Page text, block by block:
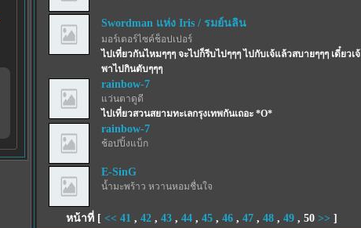
Swordman แห่ง Iris / รมย์นลิน
มอร์เตอร์ไซค์ช็อปเปอร์
ไปเที่ยวกันไหมๆๆๆ จะไปก็รีบไปๆๆๆ ไปกับเจ้แล้วสบายๆๆๆ เดี๋ยวเจ้
พาไปกินตับๆๆๆ
rainbow-7
แว่นตาดูดี
ไปเที่ยวสวนสยามทะเลกรุงเทพกันเถอะ *O*
rainbow-7
ช้อปปิ้งแบ็ก
E-SinG
น้ำมะพร้าว หวานหอมชื่นใจ
หน้าที่ [ << 41 , 42, 43, 44, 45, 46, 47, 48, 49, 50 >> ]